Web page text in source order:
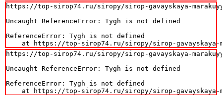
https://top-sirop74.ru/siropy/sirop-gavayskaya-
Uncaught ReferenceError: Tygh is not defined
ReferenceError: Tygh is not defined
at https://top-sirop74.ru/siropy/sirop-
https://top-sirop74.ru/siropy/sirop-gavayskaya-
Uncaught ReferenceError: Tygh is not defined
ReferenceError: Tygh is not defined
at https://top-sirop74.ru/siropy/sirop-